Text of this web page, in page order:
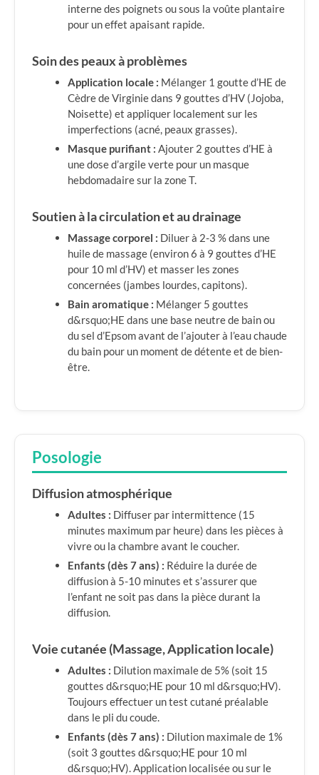
interne des poignets ou sous la voûte plantaire
pour un effet apaisant rapide.
Soin des peaux à problèmes
Application locale : Mélanger 1 goutte d’HE de
Cèdre de Virginie dans 9 gouttes d’HV (Jojoba,
Noisette) et appliquer localement sur les
imperfections (acné, peaux grasses).
Masque purifiant : Ajouter 2 gouttes d’HE à
une dose d’argile verte pour un masque
hebdomadaire sur la zone T.
Soutien à la circulation et au drainage
Massage corporel : Diluer à 2-3 % dans une
huile de massage (environ 6 à 9 gouttes d’HE
pour 10 ml d’HV) et masser les zones
concernées (jambes lourdes, capitons).
Bain aromatique : Mélanger 5 gouttes
d&rsquo;HE dans une base neutre de bain ou
du sel d’Epsom avant de l’ajouter à l’eau chaude
du bain pour un moment de détente et de bien-
être.
Posologie
Diffusion atmosphérique
Adultes : Diffuser par intermittence (15
minutes maximum par heure) dans les pièces à
vivre ou la chambre avant le coucher.
Enfants (dès 7 ans) : Réduire la durée de
diffusion à 5-10 minutes et s’assurer que
l’enfant ne soit pas dans la pièce durant la
diffusion.
Voie cutanée (Massage, Application locale)
Adultes : Dilution maximale de 5% (soit 15
gouttes d&rsquo;HE pour 10 ml d&rsquo;HV).
Toujours effectuer un test cutané préalable
dans le pli du coude.
Enfants (dès 7 ans) : Dilution maximale de 1%
(soit 3 gouttes d&rsquo;HE pour 10 ml
d&rsquo;HV). Application localisée ou sur le